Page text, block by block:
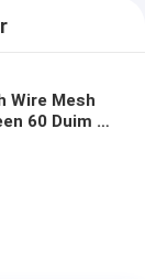
Wire Mesh
60 Duim X